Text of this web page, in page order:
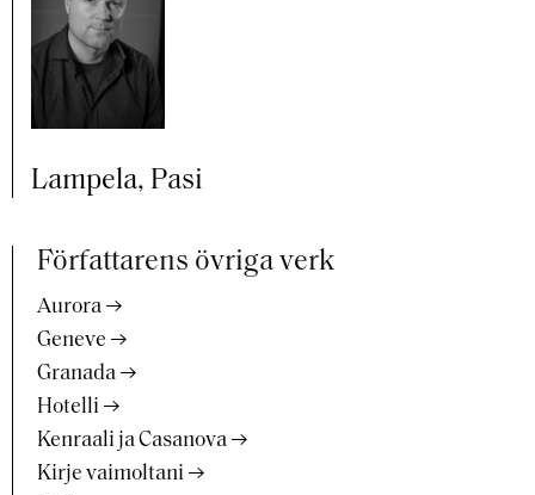
Lampela, Pasi
Författarens övriga verk
Aurora
Geneve
Granada
Hotelli
Kenraali ja Casanova
Kirje vaimoltani